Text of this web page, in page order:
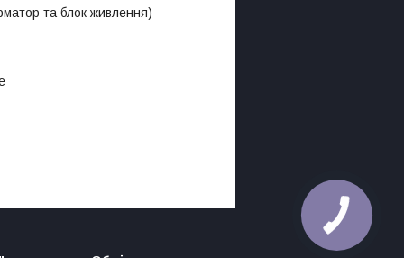
та блок живлення)